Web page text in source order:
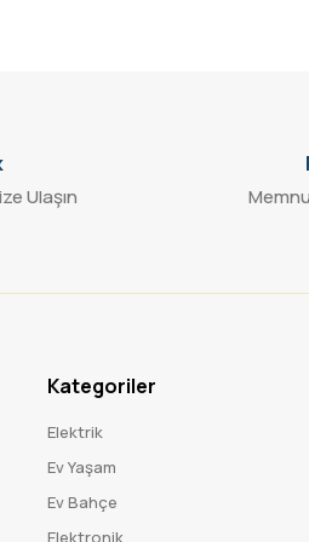
Ulaşın
Kategoriler
Elektrik
Ev Yaşam
Ev Bahçe
Elektronik